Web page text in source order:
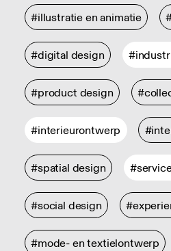
#illustratie en animatie
#digital design
#product design
#interieurontwerp
#spatial design
#social design
#mode- en textielontwerp